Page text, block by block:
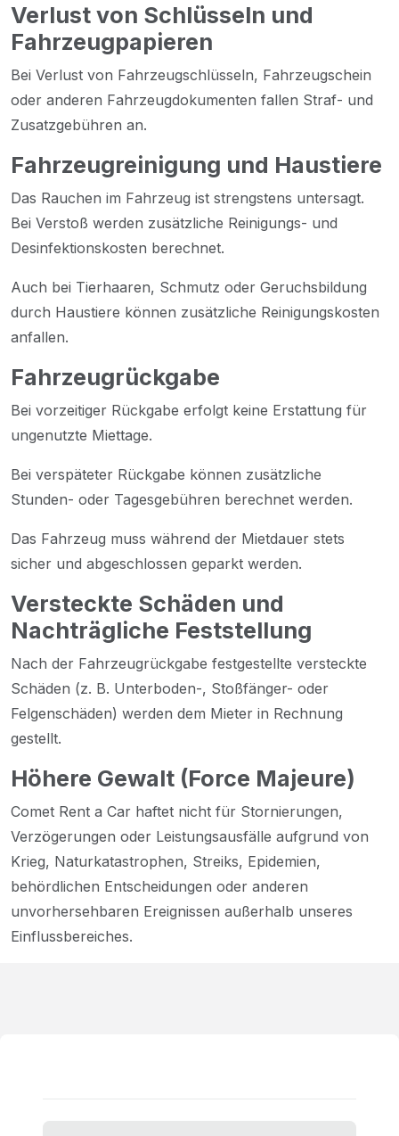
Verlust von Schlüsseln und
Fahrzeugpapieren
Bei Verlust von Fahrzeugschlüsseln, Fahrzeugschein
oder anderen Fahrzeugdokumenten fallen Straf- und
Zusatzgebühren an.
Fahrzeugreinigung und Haustiere
Das Rauchen im Fahrzeug ist strengstens untersagt.
Bei Verstoß werden zusätzliche Reinigungs- und
Desinfektionskosten berechnet.
Auch bei Tierhaaren, Schmutz oder Geruchsbildung
durch Haustiere können zusätzliche Reinigungskosten
anfallen.
Fahrzeugrückgabe
Bei vorzeitiger Rückgabe erfolgt keine Erstattung für
ungenutzte Miettage.
Bei verspäteter Rückgabe können zusätzliche
Stunden- oder Tagesgebühren berechnet werden.
Das Fahrzeug muss während der Mietdauer stets
sicher und abgeschlossen geparkt werden.
Versteckte Schäden und
Nachträgliche Feststellung
Nach der Fahrzeugrückgabe festgestellte versteckte
Schäden (z. B. Unterboden-, Stoßfänger- oder
Felgenschäden) werden dem Mieter in Rechnung
gestellt.
Höhere Gewalt (Force Majeure)
Comet Rent a Car haftet nicht für Stornierungen,
Verzögerungen oder Leistungsausfälle aufgrund von
Krieg, Naturkatastrophen, Streiks, Epidemien,
behördlichen Entscheidungen oder anderen
unvorhersehbaren Ereignissen außerhalb unseres
Einflussbereiches.